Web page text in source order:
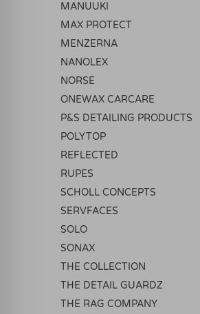
MANUUKI
MAX PROTECT
MENZERNA
NANOLEX
NORSE
ONEWAX CARCARE
P&S DETAILING PRODUCTS
POLYTOP
REFLECTED
RUPES
SCHOLL CONCEPTS
SERVFACES
SOLO
SONAX
THE COLLECTION
THE DETAIL GUARDZ
THE RAG COMPANY